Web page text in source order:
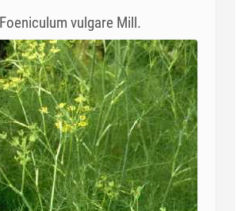
vulgare Mill.